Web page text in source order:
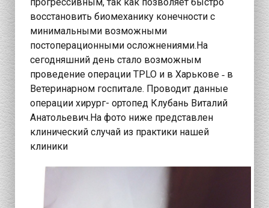
восстановить биомеханику конечности с
минимальными возможными
постоперационными осложнениями.На
сегодняшний день стало возможным
проведение операции TPLO и в Харькове ‑ в
Ветеринарном госпитале. Проводит данные
операции хирург- ортопед Клубань Виталий
Анатольевич.На фото ниже представлен
клинический случай из практики нашей
клиники